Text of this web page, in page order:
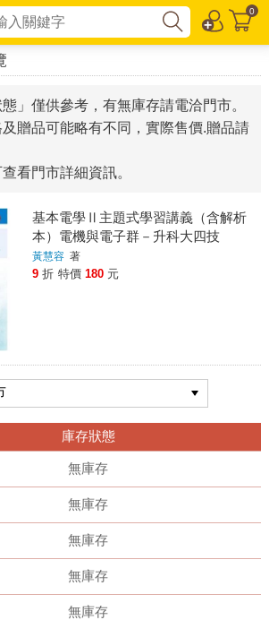
0
」僅供參考，有無庫存請電洽門市。
贈品可能略有不同，實際售價.贈品請
看門市詳細資訊。
基本電學Ⅱ主題式學習講義（含解析
本）電機與電子群－升科大四技
黃慧容 著
9 折 特價 180 元
庫存狀態
無庫存
無庫存
無庫存
無庫存
無庫存